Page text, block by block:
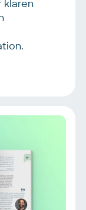
klaren